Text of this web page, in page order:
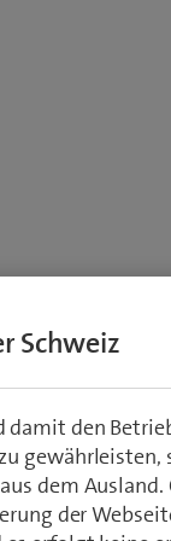
entdecken
Schweiz
den
dem Ausland.
der